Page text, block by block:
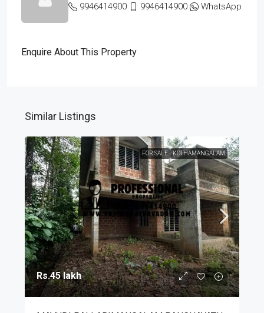
9946414900
9946414900 WhatsApp
Enquire About This Property
Similar Listings
FOR SALE KOTHAMANGALAM
Rs.45 lakh